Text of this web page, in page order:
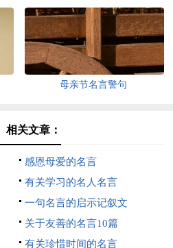
母亲节名言警句
相关文章：
感恩母爱的名言
有关学习的名人名言
一句名言的启示记叙文
关于友善的名言10篇
有关珍惜时间的名言